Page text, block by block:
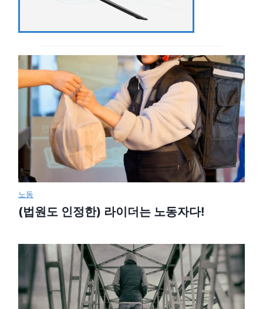
노동
(법원도 인정한) 라이더는 노동자다!